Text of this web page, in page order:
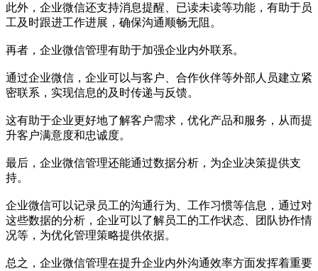
此外，企业微信还支持消息提醒、已读未读等功能，有助于员
工及时跟进工作进展，确保沟通顺畅无阻。
再者，企业微信管理有助于加强企业内外联系。
通过企业微信，企业可以与客户、合作伙伴等外部人员建立紧
密联系，实现信息的及时传递与反馈。
这有助于企业更好地了解客户需求，优化产品和服务，从而提
升客户满意度和忠诚度。
最后，企业微信管理还能通过数据分析，为企业决策提供支
持。
企业微信可以记录员工的沟通行为、工作习惯等信息，通过对
这些数据的分析，企业可以了解员工的工作状态、团队协作情
况等，为优化管理策略提供依据。
总之，企业微信管理在提升企业内外沟通效率方面发挥着重要